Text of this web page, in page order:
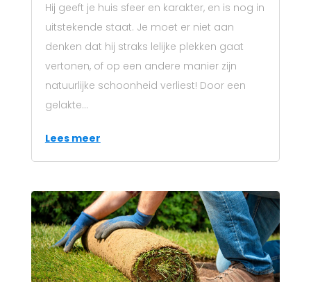
Hij geeft je huis sfeer en karakter, en is nog in
uitstekende staat. Je moet er niet aan
denken dat hij straks lelijke plekken gaat
vertonen, of op een andere manier zijn
natuurlijke schoonheid verliest! Door een
gelakte...
Lees meer